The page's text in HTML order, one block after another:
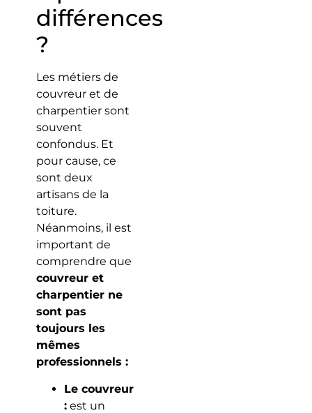
différences
?
Les métiers de
couvreur et de
charpentier sont
souvent
confondus. Et
pour cause, ce
sont deux
artisans de la
toiture.
Néanmoins, il est
important de
comprendre que
couvreur et
charpentier ne
sont pas
toujours les
mêmes
professionnels :
Le couvreur
:est un